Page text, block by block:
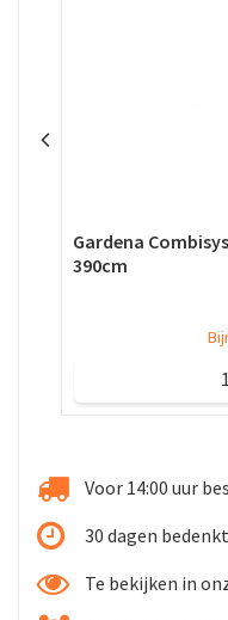
Gardena
390cm
Voor 14:00 uur
30 dagen
Te bekijken in